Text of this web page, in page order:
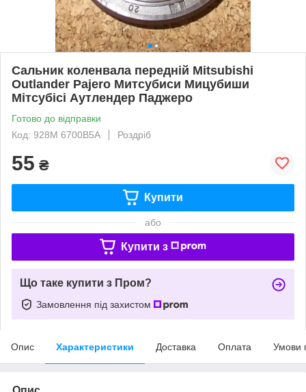
Сальник коленвала передній Mitsubishi
Outlander Pajero Митсубиси Мицубиши
Мітсубісі Аутлендер Паджеро
Готово до відправки
Код: 928M 6700B5A
Роздріб
55 ₴
Купити
або
Купити з
Що таке купити з Пром?
Замовлення під захистом
Опис Характеристики Доставка Оплата Умови